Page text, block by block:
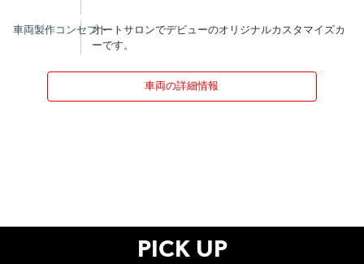
車両製作コンセプトオートサロンでデビューのオリジナルカスタマイズカ
ーです。
車両の詳細情報
PICK UP